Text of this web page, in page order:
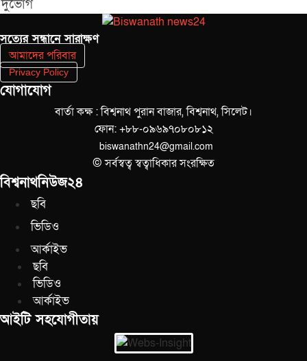
দুর্ভোগ
সত‌্যের সন্ধানে সারাক্ষণ
আমাদের পরিবার
Privacy Policy
যোগাযোগ
বার্তা কক্ষ : বিশ্বনাথ পুরান বাজার, বিশ্বনাথ, সিলেট।
ফোন: +৮৮-০৯৬৯৭০৮০৮১২
biswanathn24@gmail.com
© সর্বস্বত্ব স্বত্বাধিকার সংরক্ষিত
বিশ্বনাথনিউজ২৪
ছবি
ভিডিও
আর্কাইভ
ছবি
ভিডিও
আর্কাইভ
আইটি সহযোগীতায়